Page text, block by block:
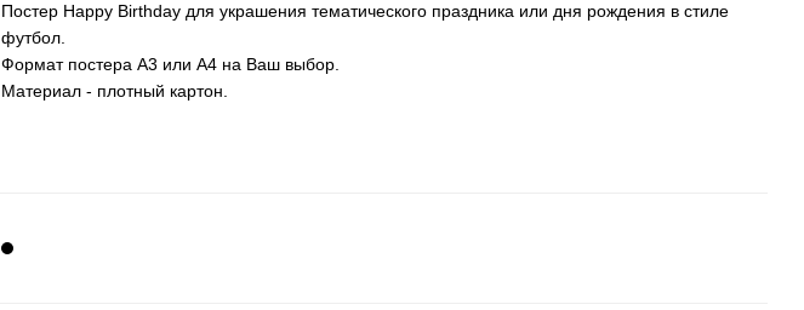
Постер Happy Birthday для украшения тематического праздника или дня рождения в стиле
футбол.
Формат постера А3 или А4 на Ваш выбор.
Материал - плотный картон.